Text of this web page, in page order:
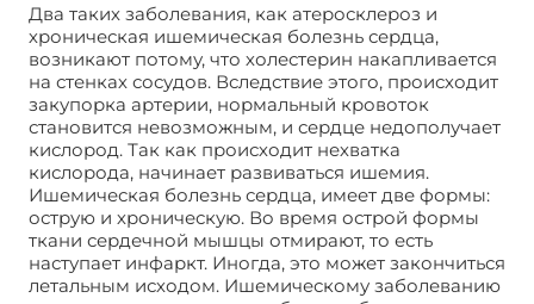
Два таких заболевания, как атеросклероз и
хроническая ишемическая болезнь сердца,
возникают потому, что холестерин накапливается
на стенках сосудов. Вследствие этого, происходит
закупорка артерии, нормальный кровоток
становится невозможным, и сердце недополучает
кислород. Так как происходит нехватка
кислорода, начинает развиваться ишемия.
Ишемическая болезнь сердца, имеет две формы:
острую и хроническую. Во время острой формы
ткани сердечной мышцы отмирают, то есть
наступает инфаркт. Иногда, это может закончиться
летальным исходом. Ишемическому заболеванию